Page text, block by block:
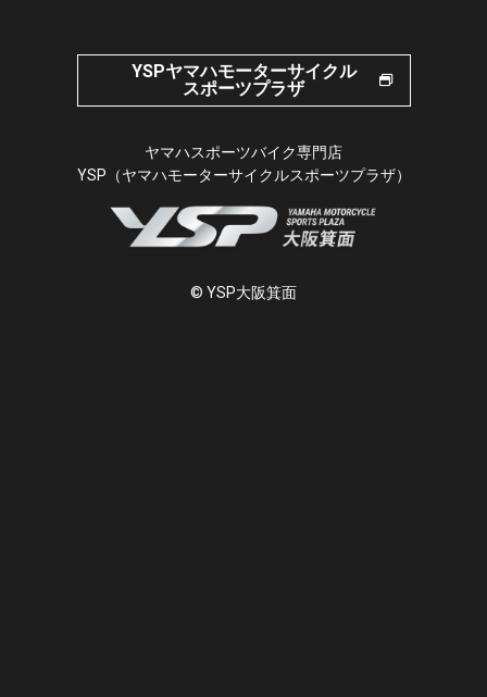
YSPヤマハモーターサイクル
スポーツプラザ
ヤマハスポーツバイク専門店
YSP（ヤマハモーターサイクルスポーツプラザ）
© YSP大阪箕面